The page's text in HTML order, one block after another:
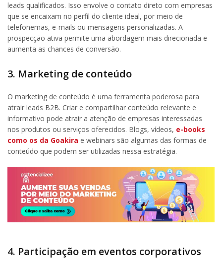
leads qualificados. Isso envolve o contato direto com empresas
que se encaixam no perfil do cliente ideal, por meio de
telefonemas, e-mails ou mensagens personalizadas. A
prospecção ativa permite uma abordagem mais direcionada e
aumenta as chances de conversão.
3. Marketing de conteúdo
O marketing de conteúdo é uma ferramenta poderosa para
atrair leads B2B. Criar e compartilhar conteúdo relevante e
informativo pode atrair a atenção de empresas interessadas
nos produtos ou serviços oferecidos. Blogs, vídeos, e-books
como os da Goakira e webinars são algumas das formas de
conteúdo que podem ser utilizadas nessa estratégia.
4. Participação em eventos corporativos